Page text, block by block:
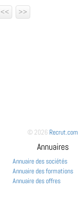
<< >>
© 2026 Recrut.com
Annuaires
Annuaire des sociétés
Annuaire des formations
Annuaire des offres